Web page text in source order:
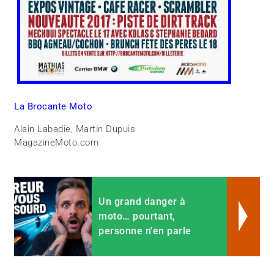
La Brocante Moto
Alain Labadie, Martin Dupuis
MagazineMoto.com
Un grand danger à
moto… pourtant,
personne n'en parle